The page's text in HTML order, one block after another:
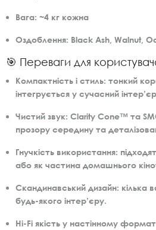
Вага: ~4 кг кожна
Оздоблення: Black Ash, Walnut,
🎯 Переваги для
Компактність і стиль: тонкий
інтегрується у сучасний
Чистий звук: Clarity Cone™ та
прозору середину та
Гнучкість використання:
або як частина домашнього
Скандинавський дизайн: кілька
будь-якого інтер’єру.
Hi-Fi якість у настінному